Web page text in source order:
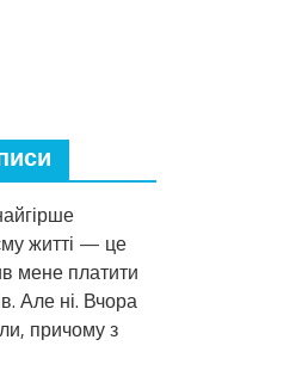
житті — це
мене платити
Але ні. Вчора
причому з